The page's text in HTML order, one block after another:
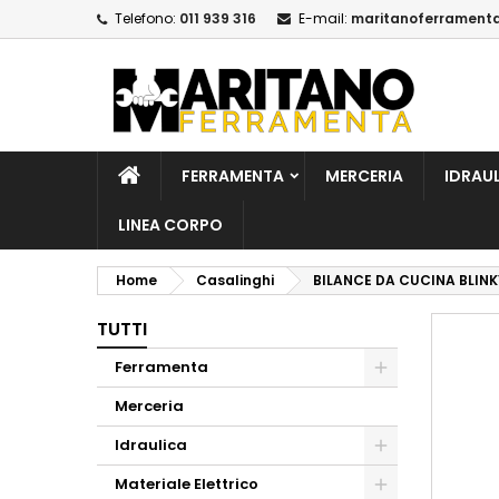
Telefono: 011 939 316 E-mail:
FERRAMENTA MERCERIA
LINEA CORPO
Home Casalinghi BILANCE DA CUCINA
TUTTI
Ferramenta
Merceria
Idraulica
Materiale Elettrico